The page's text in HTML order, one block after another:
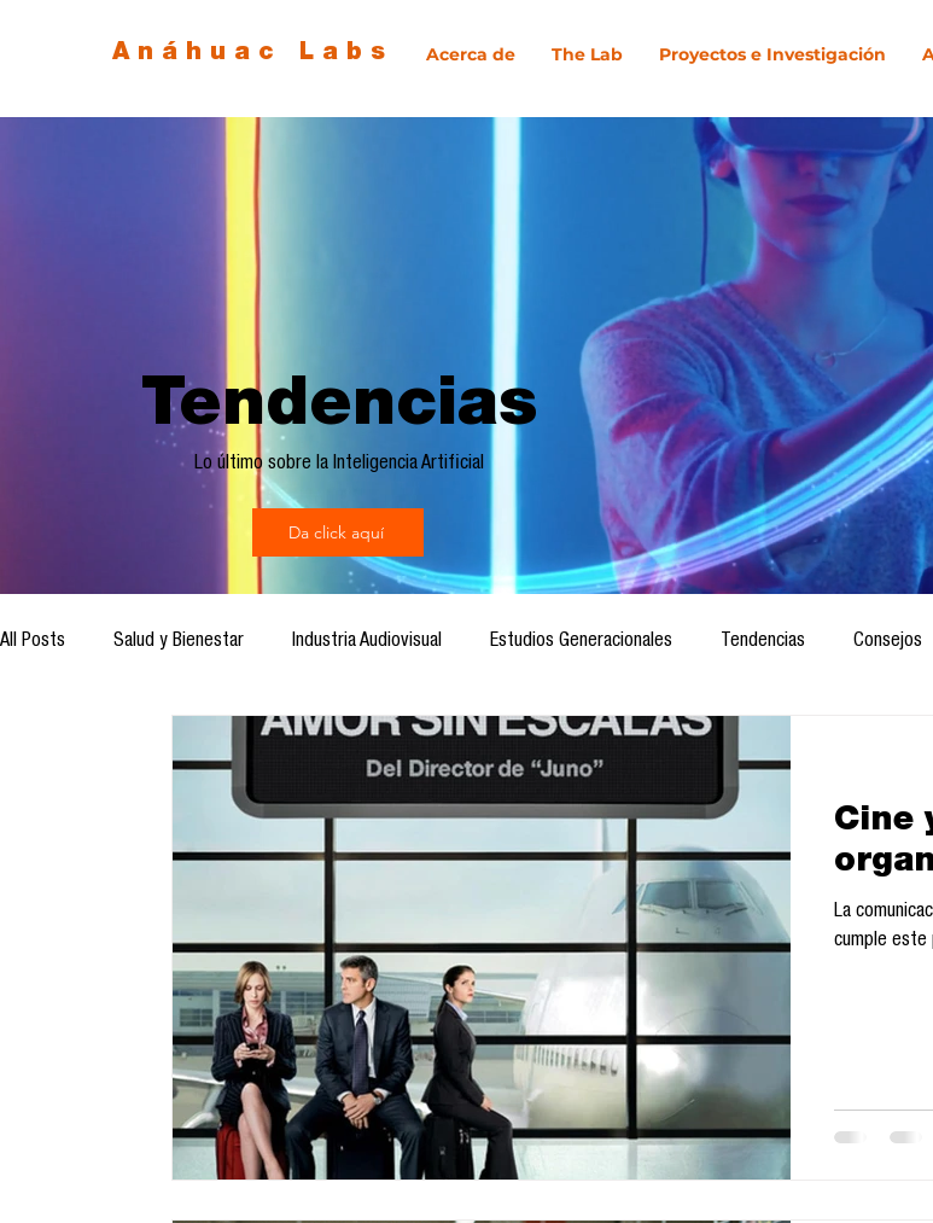
Anáhuac Labs Acerca de The Lab Proyectos e Investigación
Tendencias
Lo último sobre la Inteligencia Artificial
Da click aquí
All Posts Salud y Bienestar Industria Audiovisual Estudios Generacionales Tendencias Consejos
Cultura Digital Comunicación y Sociedad Marketing digital
Observatorio
Informes de investigación Think Tank
Análisis de tendencias
Cine
La
cumple este